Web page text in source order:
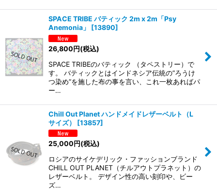
SPACE TRIBE バティック 2m x 2m「Psy
Anemonia」
[13890]
26,800円(税込)
SPACE TRIBEのバティック （タペストリー）で
す。 バティックとはインドネシア伝統の”ろうけ
つ染め”を施した布の事を言い、これ一枚あればパ
ー…
Chill Out Planet ハンドメイドレザーベルト（L
サイズ）
[13857]
25,000 円(税込)
ロシアのサイケデリック・ファッションブランド
CHILL OUT PLANET（チルアウトプラネット）の
レザーベルト。 デザイン性の高い刻印や、ビー
ズ…